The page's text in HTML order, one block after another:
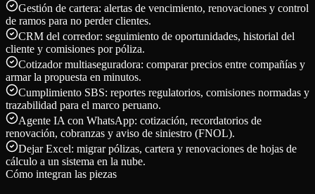
Gestión de cartera: alertas de vencimiento, renovaciones y control
de ramos para no perder clientes.
CRM del corredor: seguimiento de oportunidades, historial del
cliente y comisiones por póliza.
Cotizador multiaseguradora: comparar precios entre compañías y
armar la propuesta en minutos.
Cumplimiento SBS: reportes regulatorios, comisiones normadas y
trazabilidad para el marco peruano.
Agente IA con WhatsApp: cotización, recordatorios de
renovación, cobranzas y aviso de siniestro (FNOL).
Dejar Excel: migrar pólizas, cartera y renovaciones de hojas de
cálculo a un sistema en la nube.
Cómo integran las piezas